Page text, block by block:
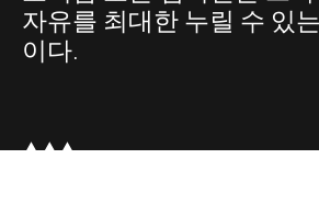
자유를 최대한 누릴 수 있
이다.